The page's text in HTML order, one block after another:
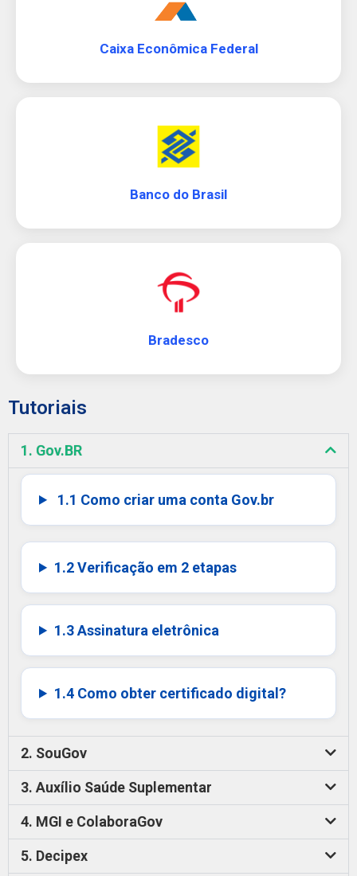
Caixa Econômica Federal
Banco do Brasil
Bradesco
Tutoriais
1. Gov.BR
1.1 Como criar uma conta Gov.br
1.2 Verificação em 2 etapas
1.3 Assinatura eletrônica
1.4 Como obter certificado digital?
2. SouGov
3. Auxílio Saúde Suplementar
4. MGI e ColaboraGov
5. Decipex